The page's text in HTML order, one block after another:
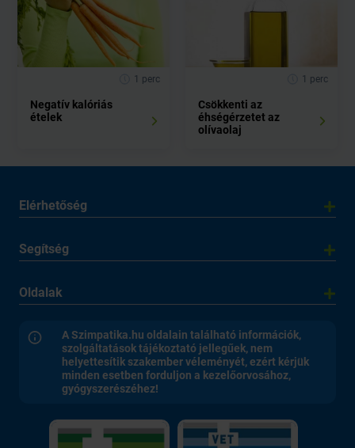
1 perc
Negatív kalóriás
ételek
1 perc
Csökkenti az
éhségérzetet az
olívaolaj
Elérhetőség
Segítség
Oldalak
A Szimpatika.hu oldalain található információk,
szolgáltatások tájékoztató jellegűek, nem
helyettesítik szakember véleményét, ezért kérjük
minden esetben forduljon a kezelőorvosához,
gyógyszerészéhez!